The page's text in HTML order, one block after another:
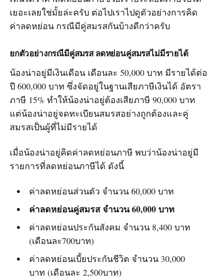
เยอะเลยใช่มั้ยล่ะครับ ต่อไปเราไปดูตัวอย่างการคิด
ค่าลดหย่อน กรณีมีคู่สมรสกันบ้างดีกว่าครับ
ยกตัวอย่างกรณีมีคู่สมรส ลดหย่อนคู่สมรสไม่มีรายได้
น้องน่าอยู่มีเงินเดือน เดือนละ 50,000 บาท มีรายได้ต่อ
ปี 600,000 บาท ซึ่งจัดอยู่ในฐานเสียภาษีเงินได้ อัตรา
ภาษี 15% ทำให้น้องน่าอยู่ต้องเสียภาษี 90,000 บาท
แต่น้องน่าอยู่จดทะเบียนสมรสอย่างถูกต้องและคู่
สมรสเป็นผู้ที่ไม่มีรายได้
เมื่อน้องน่าอยู่คิดค่าลดหย่อนภาษี พบว่าน้องน่าอยู่มี
รายการที่ลดหย่อนภาษีได้ ดังนี้
ค่าลดหย่อนส่วนตัว จำนวน 60,000 บาท
ค่าลดหย่อนคู่สมรส จำนวน 60,000 บาท
ค่าลดหย่อนประกันสังคม จำนวน 8,400 บาท
(เดือนละ700บาท)
ค่าลดหย่อนเบี้ยประกันชีวิต จำนวน 30,000
บาท (เดือนละ 2,500บาท)